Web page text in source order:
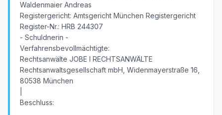
Waldenmaier Andreas
Registergericht: Amtsgericht München Registergericht
Register-Nr.: HRB 244307
- Schuldnerin -
Verfahrensbevollmächtigte:
Rechtsanwälte JOBE I RECHTSANWÄLTE
Rechtsanwaltsgesellschaft mbH, Widenmayerstraße 16,
80538 München
Beschluss: